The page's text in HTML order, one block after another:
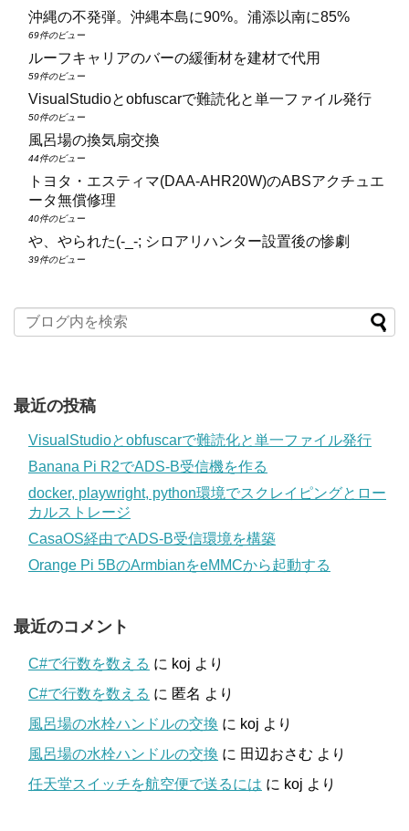
沖縄の不発弾。沖縄本島に90%。浦添以南に85%
69件のビュー
ルーフキャリアのバーの緩衝材を建材で代用
59件のビュー
VisualStudioとobfuscarで難読化と単一ファイル発行
50件のビュー
風呂場の換気扇交換
44件のビュー
トヨタ・エスティマ(DAA‑AHR20W)のABSアクチュエ
ータ無償修理
40件のビュー
や、やられた(-_-; シロアリハンター設置後の惨劇
39件のビュー
最近の投稿
VisualStudioとobfuscarで難読化と単一ファイル発行
Banana Pi R2でADS-B受信機を作る
docker, playwright, python環境でスクレイピングとロー
カルストレージ
CasaOS経由でADS-B受信環境を構築
Orange Pi 5BのArmbianをeMMCから起動する
最近のコメント
C#で行数を数える に koj より
C#で行数を数える に 匿名 より
風呂場の水栓ハンドルの交換 に koj より
風呂場の水栓ハンドルの交換 に 田辺おさむ より
任天堂スイッチを航空便で送るには に koj より